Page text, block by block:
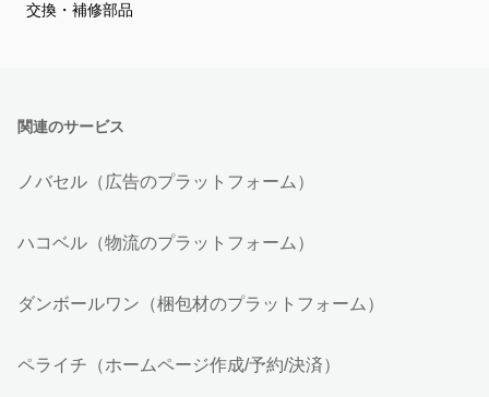
交換・補修部品
関連のサービス
ノバセル（広告のプラットフォーム）
ハコベル（物流のプラットフォーム）
ダンボールワン（梱包材のプラットフォーム）
ペライチ（ホームページ作成/予約/決済）